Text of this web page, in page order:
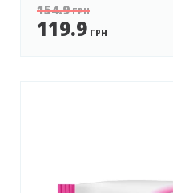
154.9ГРН
119.9 ГРН